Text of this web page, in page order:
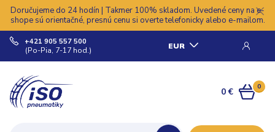
Doručujeme do 24 hodín | Takmer 100% skladom. Uvedené ceny na e-
shope sú orientačné, presnú cenu si overte telefonicky alebo e-mailom.
EUR
+421 905 557 500
(Po-Pia, 7-17 hod.)
0
0 €